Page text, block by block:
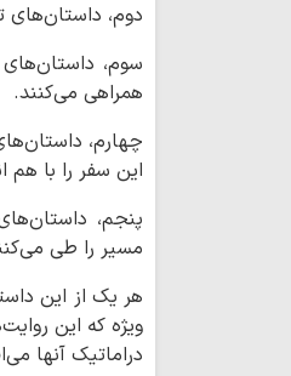
دوم، داستان‌های
سوم، داستان‌های
همراهی می‌کنند.
چهارم،
این سفر را با هم
پنجم،
مسیر را طی
هر یک از این
ویژه که این
دراماتیک آنها